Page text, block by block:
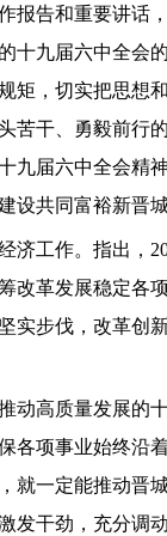
报告和重要讲话
十九届六中全会
矩，切实把思想
苦干、勇毅前行
九届六中全会精
设共同富裕新晋
济工作。指出，
改革发展稳定各
实步伐，改革创
动高质量发展的
各项事业始终沿
就一定能推动晋
发干劲，充分调